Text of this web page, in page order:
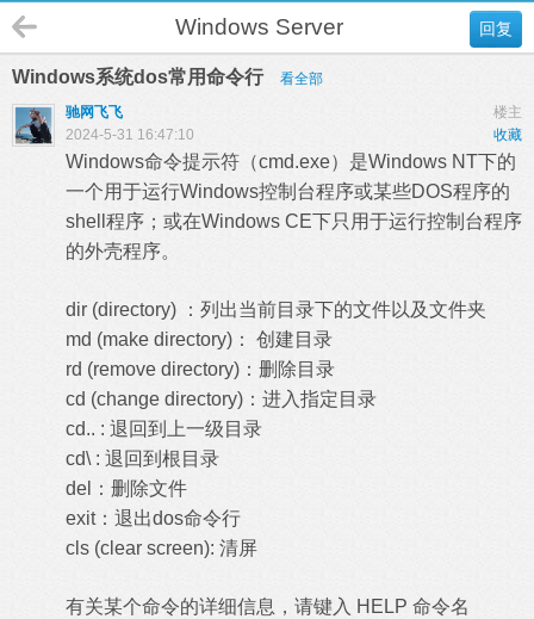
回复
Windows Server
Windows系统dos常用命令行
看全部
楼主
驰网飞飞
收藏
2024-5-31 16:47:10
Windows命令提示符（cmd.exe）是Windows NT下的
一个用于运行Windows控制台程序或某些DOS程序的
shell程序；或在Windows CE下只用于运行控制台程序
的外壳程序。
dir (directory) ：列出当前目录下的文件以及文件夹
md (make directory)： 创建目录
rd (remove directory)：删除目录
cd (change directory)：进入指定目录
cd.. : 退回到上一级目录
cd\ : 退回到根目录
del：删除文件
exit：退出dos命令行
cls (clear screen): 清屏
有关某个命令的详细信息，请键入 HELP 命令名